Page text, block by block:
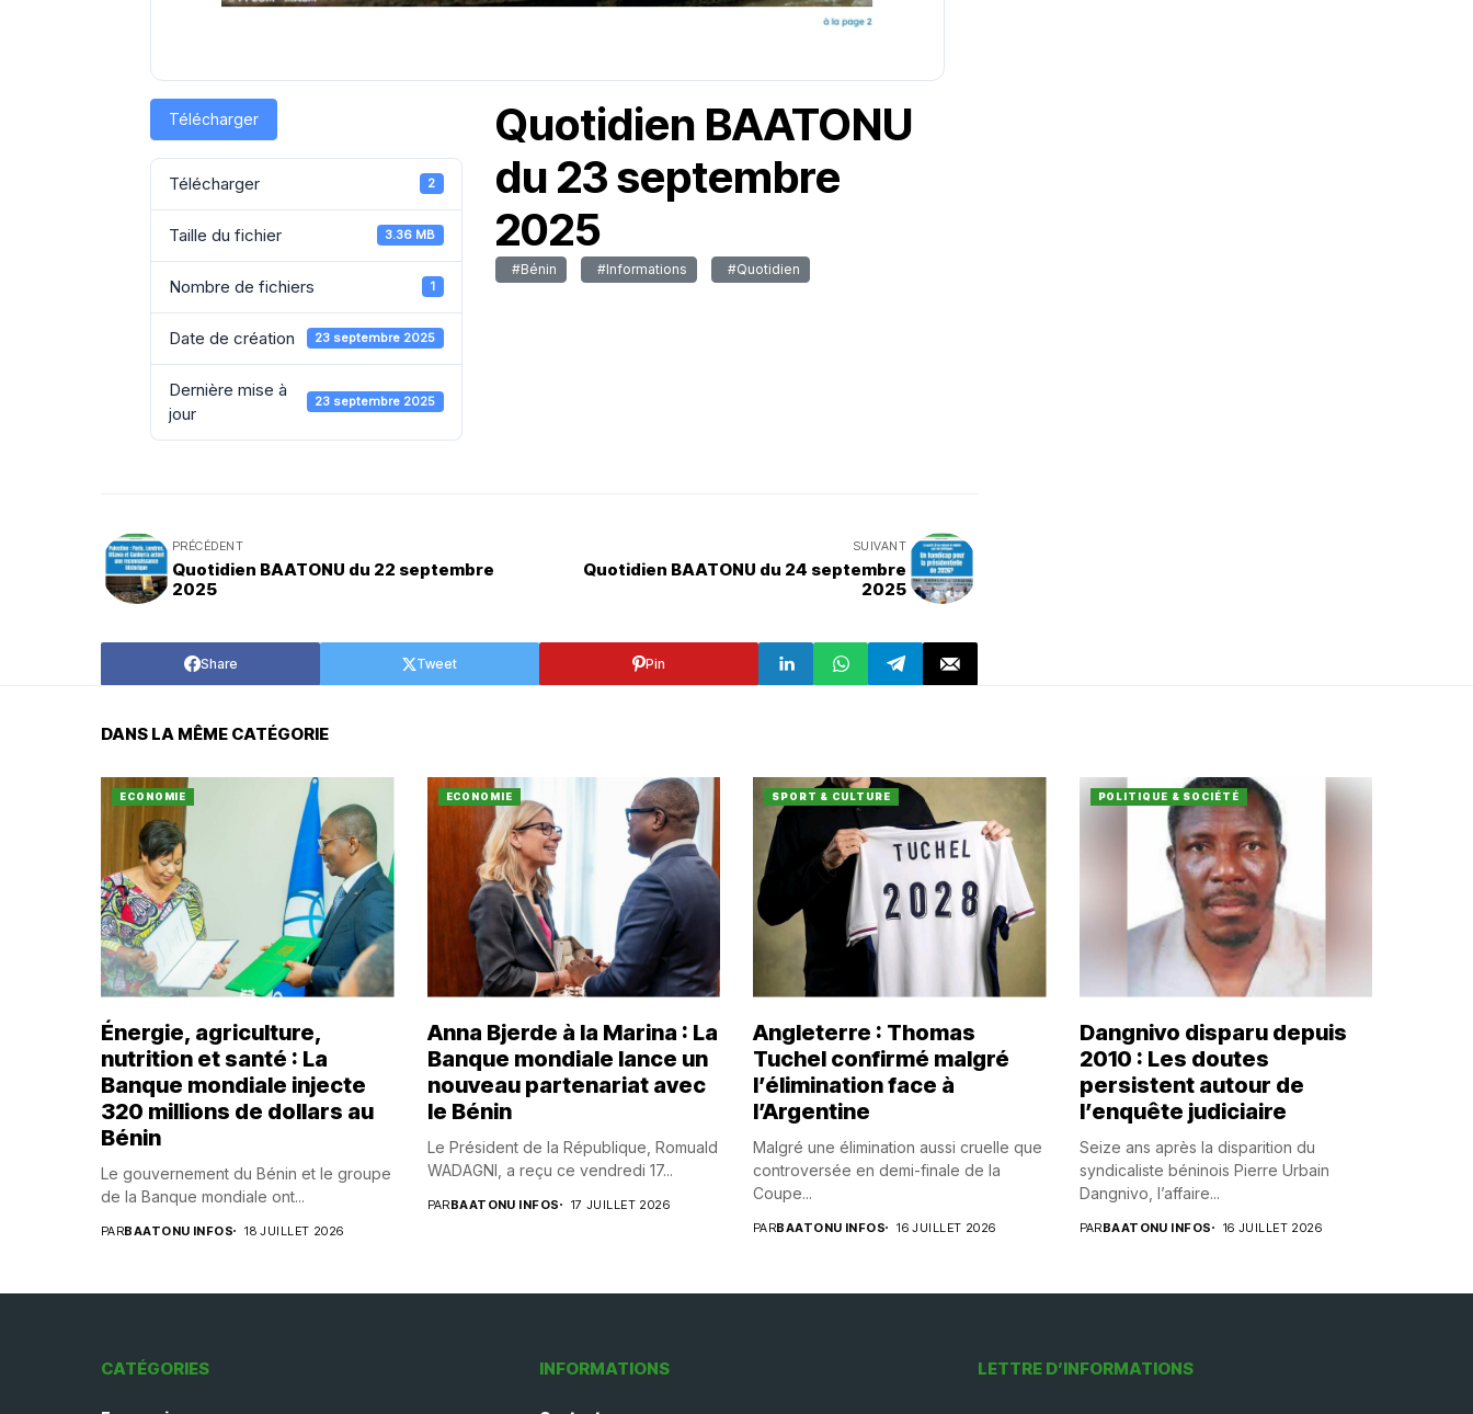
Télécharger
Télécharger 2
Taille du fichier 3.36 MB
Nombre de fichiers 1
Date de création 23 septembre 2025
Dernière mise à
jour
23 septembre 2025
Quotidien BAATONU
du 23 septembre
2025
#Bénin #Informations #Quotidien
PRÉCÉDENT
Quotidien BAATONU du 22 septembre
2025
SUIVANT
Quotidien BAATONU du 24 septembre
2025
Share Tweet Pin
DANS LA MÊME CATÉGORIE
ECONOMIE
Énergie, agriculture,
nutrition et santé : La
Banque mondiale injecte
320 millions de dollars au
Bénin
Le gouvernement du Bénin et le groupe
de la Banque mondiale ont...
PARBAATONU INFOS 18 JUILLET 2026
ECONOMIE
Anna Bjerde à la Marina : La
Banque mondiale lance un
nouveau partenariat avec
le Bénin
Le Président de la République, Romuald
WADAGNI, a reçu ce vendredi 17...
PARBAATONU INFOS 17 JUILLET 2026
SPORT & CULTURE
Angleterre : Thomas
Tuchel confirmé malgré
l’élimination face à
l’Argentine
Malgré une élimination aussi cruelle que
controversée en demi-finale de la
Coupe...
PARBAATONU INFOS 16 JUILLET 2026
POLITIQUE & SOCIÉTÉ
Dangnivo disparu depuis
2010 : Les doutes
persistent autour de
l’enquête judiciaire
Seize ans après la disparition du
syndicaliste béninois Pierre Urbain
Dangnivo, l’affaire...
PARBAATONU INFOS 16 JUILLET 2026
CATÉGORIES INFORMATIONS LETTRE D’INFORMATIONS